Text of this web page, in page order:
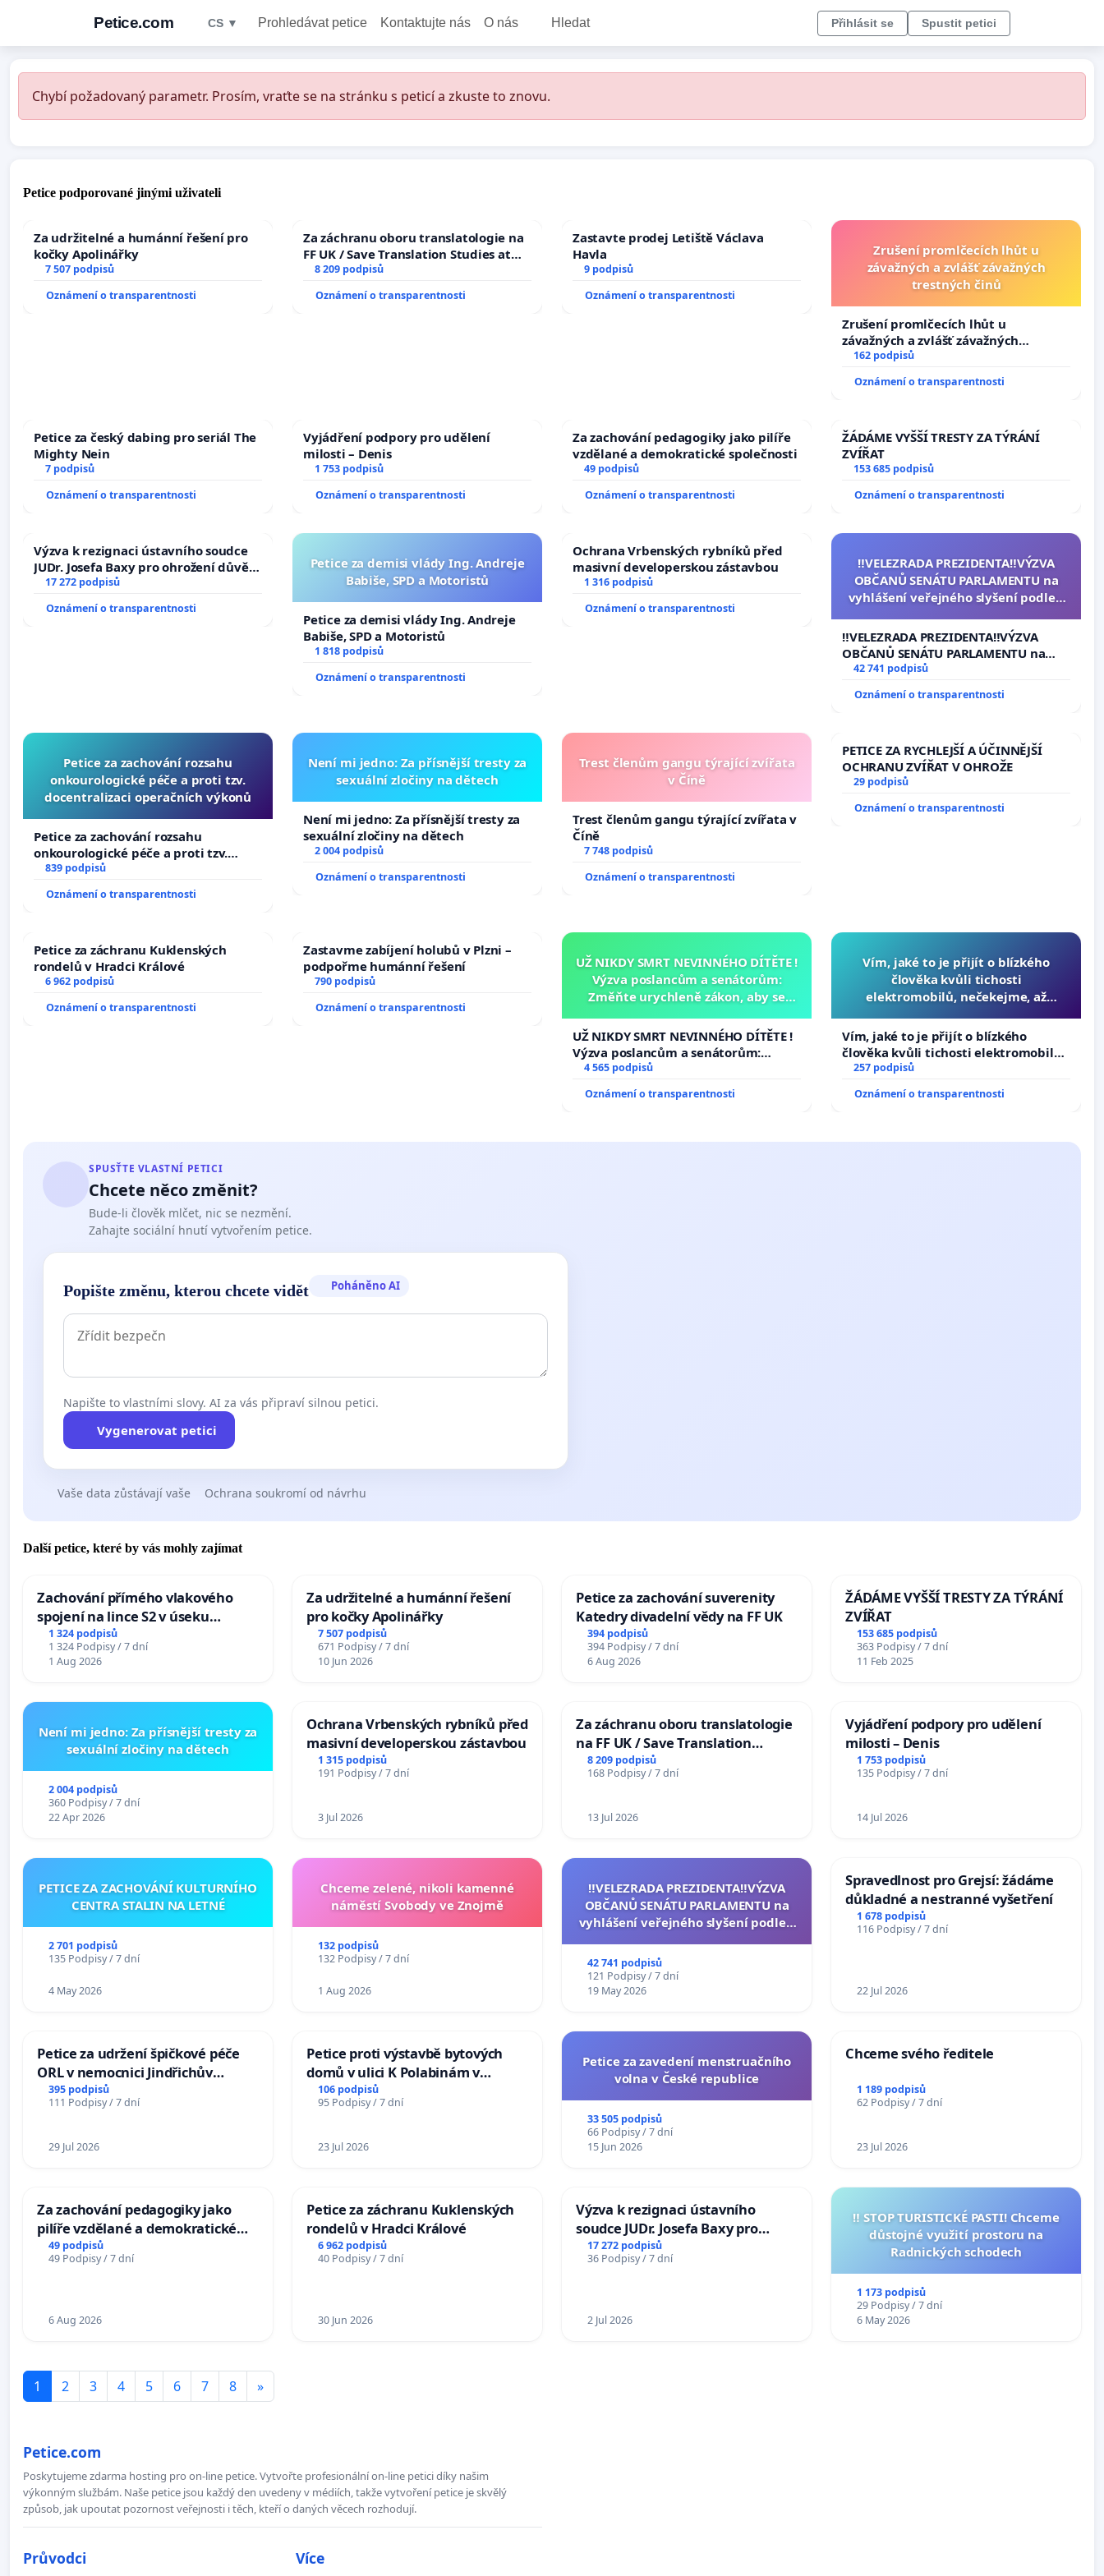
Petice.com CS ▼ Prohledávat petice Kontaktujte nás O nás Hledat Přihlásit se Spustit petici
Chybí požadovaný parametr. Prosím, vraťte se na stránku s peticí a zkuste to znovu.
Petice podporované jinými uživateli
Za udržitelné a humánní řešení pro
kočky Apolinářky
7 507 podpisů
Oznámení o transparentnosti
Za záchranu oboru translatologie na
FF UK / Save Translation Studies at
the Faculty of Arts, Charles
University
8 209 podpisů
Oznámení o transparentnosti
Zastavte prodej Letiště Václava
Havla
9 podpisů
Oznámení o transparentnosti
Zrušení promlčecích lhůt u
závažných a zvlášť závažných
trestných činů
Zrušení promlčecích lhůt u
závažných a zvlášť závažných
trestných činů
162 podpisů
Oznámení o transparentnosti
Petice za český dabing pro seriál The
Mighty Nein
7 podpisů
Oznámení o transparentnosti
Vyjádření podpory pro udělení
milosti – Denis
1 753 podpisů
Oznámení o transparentnosti
Za zachování pedagogiky jako pilíře
vzdělané a demokratické společnosti
49 podpisů
Oznámení o transparentnosti
ŽÁDÁME VYŠŠÍ TRESTY ZA TÝRÁNÍ
ZVÍŘAT
153 685 podpisů
Oznámení o transparentnosti
Výzva k rezignaci ústavního soudce
JUDr. Josefa Baxy pro ohrožení důvěry
ve spravedlivý proces
17 272 podpisů
Oznámení o transparentnosti
Petice za demisi vlády Ing. Andreje
Babiše, SPD a Motoristů
Petice za demisi vlády Ing. Andreje
Babiše, SPD a Motoristů
1 818 podpisů
Oznámení o transparentnosti
Ochrana Vrbenských rybníků před
masivní developerskou zástavbou
1 316 podpisů
Oznámení o transparentnosti
‼️VELEZRADA PREZIDENTA‼️VÝZVA
OBČANŮ SENÁTU PARLAMENTU na
vyhlášení veřejného slyšení podle §
na přijetí usnesení k podání ústavní
žaloby na prezidenta republiky
‼️VELEZRADA PREZIDENTA‼️VÝZVA
OBČANŮ SENÁTU PARLAMENTU na
vyhlášení veřejného slyšení podle §
144 jednacího řádu Senátu k návrhu
na přijetí usnesení k podání ústavní
42 741 podpisů
Oznámení o transparentnosti
Petice za zachování rozsahu
onkourologické péče a proti tzv.
docentralizaci operačních výkonů
Petice za zachování rozsahu
onkourologické péče a proti tzv.
docentralizaci operačních výkonů
839 podpisů
Oznámení o transparentnosti
Není mi jedno: Za přísnější tresty za
sexuální zločiny na dětech
Není mi jedno: Za přísnější tresty za
sexuální zločiny na dětech
2 004 podpisů
Oznámení o transparentnosti
Trest členům gangu týrající zvířata
v Číně
Trest členům gangu týrající zvířata v
Číně
7 748 podpisů
Oznámení o transparentnosti
PETICE ZA RYCHLEJŠÍ A ÚČINNĚJŠÍ
OCHRANU ZVÍŘAT V OHROŽE
29 podpisů
Oznámení o transparentnosti
Petice za záchranu Kuklenských
rondelů v Hradci Králové
6 962 podpisů
Oznámení o transparentnosti
Zastavme zabíjení holubů v Plzni –
podpořme humánní řešení
790 podpisů
Oznámení o transparentnosti
UŽ NIKDY SMRT NEVINNÉHO DÍTĚTE !
Výzva poslancům a senátorům:
Změňte urychleně zákon, aby se
opakovat!
UŽ NIKDY SMRT NEVINNÉHO DÍTĚTE !
Výzva poslancům a senátorům:
Změňte urychleně zákon, aby se
tragédie malé Viktorky už nemohla
opakovat!
4 565 podpisů
Oznámení o transparentnosti
Vím, jaké to je přijít o blízkého
člověka kvůli tichosti
elektromobilů, nečekejme, až
auta!
Vím, jaké to je přijít o blízkého
člověka kvůli tichosti elektromobilů,
nečekejme, až přibydou další,
zaveďme slyšitelná auta!
257 podpisů
Oznámení o transparentnosti
SPUSŤTE VLASTNÍ PETICI
Chcete něco změnit?
Bude-li člověk mlčet, nic se nezmění.
Zahajte sociální hnutí vytvořením petice.
Popište změnu, kterou chcete vidět Poháněno AI
Napište to vlastními slovy. AI za vás připraví silnou petici.
Vygenerovat petici
Vaše data zůstávají vaše Ochrana soukromí od návrhu
Další petice, které by vás mohly zajímat
Zachování přímého vlakového
spojení na lince S2 v úseku
Ostrava – Bohumín – Karviná –
Mosty u Jablunkova
1 324 podpisů
1 324 Podpisy / 7 dní
1 Aug 2026
Za udržitelné a humánní řešení
pro kočky Apolinářky
7 507 podpisů
671 Podpisy / 7 dní
10 Jun 2026
Petice za zachování suverenity
Katedry divadelní vědy na FF UK
394 podpisů
394 Podpisy / 7 dní
6 Aug 2026
ŽÁDÁME VYŠŠÍ TRESTY ZA TÝRÁNÍ
ZVÍŘAT
153 685 podpisů
363 Podpisy / 7 dní
11 Feb 2025
Není mi jedno: Za přísnější tresty za
sexuální zločiny na dětech
2 004 podpisů
360 Podpisy / 7 dní
22 Apr 2026
Ochrana Vrbenských rybníků před
masivní developerskou zástavbou
1 315 podpisů
191 Podpisy / 7 dní
3 Jul 2026
Za záchranu oboru translatologie
na FF UK / Save Translation
Studies at the Faculty of Arts,
Charles University
8 209 podpisů
168 Podpisy / 7 dní
13 Jul 2026
Vyjádření podpory pro udělení
milosti – Denis
1 753 podpisů
135 Podpisy / 7 dní
14 Jul 2026
PETICE ZA ZACHOVÁNÍ KULTURNÍHO
CENTRA STALIN NA LETNÉ
2 701 podpisů
135 Podpisy / 7 dní
4 May 2026
Chceme zelené, nikoli kamenné
náměstí Svobody ve Znojmě
132 podpisů
132 Podpisy / 7 dní
1 Aug 2026
‼️VELEZRADA PREZIDENTA‼️VÝZVA
OBČANŮ SENÁTU PARLAMENTU na
vyhlášení veřejného slyšení podle §
na přijetí usnesení k podání ústavní
žaloby na prezidenta republiky
42 741 podpisů
121 Podpisy / 7 dní
19 May 2026
Spravedlnost pro Grejsí: žádáme
důkladné a nestranné vyšetření
1 678 podpisů
116 Podpisy / 7 dní
22 Jul 2026
Petice za udržení špičkové péče
ORL v nemocnici Jindřichův
Hradec
395 podpisů
111 Podpisy / 7 dní
29 Jul 2026
Petice proti výstavbě bytových
domů v ulici K Polabinám v
Pardubicích
106 podpisů
95 Podpisy / 7 dní
23 Jul 2026
Petice za zavedení menstruačního
volna v České republice
33 505 podpisů
66 Podpisy / 7 dní
15 Jun 2026
Chceme svého ředitele
1 189 podpisů
62 Podpisy / 7 dní
23 Jul 2026
Za zachování pedagogiky jako
pilíře vzdělané a demokratické
společnosti
49 podpisů
49 Podpisy / 7 dní
6 Aug 2026
Petice za záchranu Kuklenských
rondelů v Hradci Králové
6 962 podpisů
40 Podpisy / 7 dní
30 Jun 2026
Výzva k rezignaci ústavního
soudce JUDr. Josefa Baxy pro
ohrožení důvěry ve spravedlivý
proces
17 272 podpisů
36 Podpisy / 7 dní
2 Jul 2026
‼️ STOP TURISTICKÉ PASTI! Chceme
důstojné využití prostoru na
Radnických schodech
1 173 podpisů
29 Podpisy / 7 dní
6 May 2026
1 2 3 4 5 6 7 8 »
Petice.com
Poskytujeme zdarma hosting pro on-line petice. Vytvořte profesionální on-line petici díky našim
výkonným službám. Naše petice jsou každý den uvedeny v médiích, takže vytvoření petice je skvělý
způsob, jak upoutat pozornost veřejnosti i těch, kteří o daných věcech rozhodují.
Průvodci Více